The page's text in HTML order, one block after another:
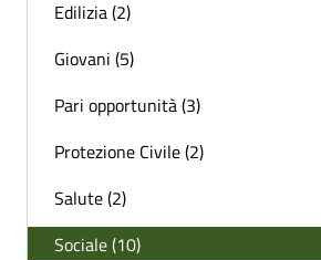
Edilizia (2)
Giovani (5)
Pari opportunità (3)
Protezione Civile (2)
Salute (2)
Sociale (10)